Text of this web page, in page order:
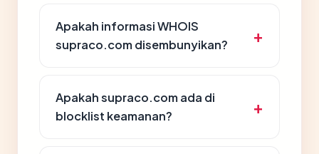
Apakah informasi WHOIS
supraco.com disembunyikan?
Apakah supraco.com ada di
blocklist keamanan?